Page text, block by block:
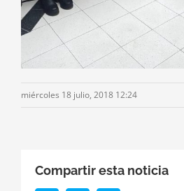
miércoles 18 julio, 2018 12:24
Compartir esta noticia